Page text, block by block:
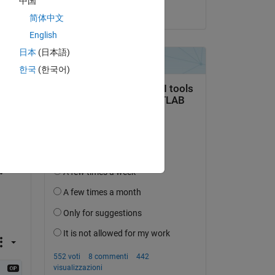
简体中文
English
日本 (日本語)
한국 (한국어)